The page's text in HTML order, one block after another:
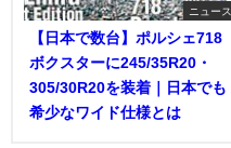
ニュース
【日本で数台】ポルシェ718
ボクスターに245/35R20・
305/30R20を装着｜日本でも
希少なワイド仕様とは